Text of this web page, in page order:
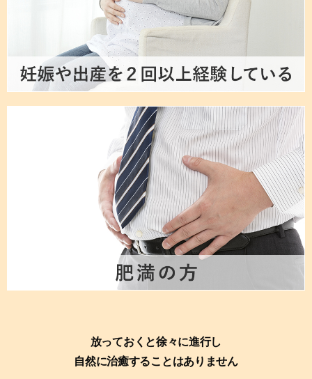
放っておくと徐々に進行し
自然に治癒することはありません